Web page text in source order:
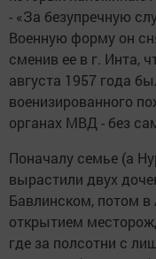
- «За безупречную
Военную форму он
сменив ее в г. Инта,
августа 1957 года
военизированного
органах МВД - без
Поначалу семье (а
вырастили двух
Бавлинском, потом в
открытием
где за полсотни с